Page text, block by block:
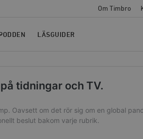
Om Timbro
LÄSGUIDER
tidningar och TV.
Oavsett om det rör sig om en global
beslut bakom varje rubrik.